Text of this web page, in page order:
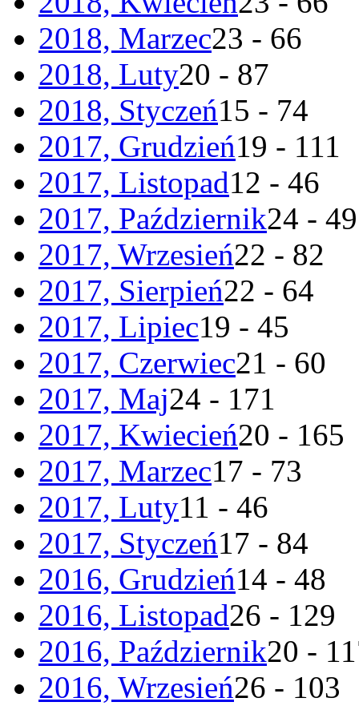
2018, Marzec23 - 66
2018, Luty20 - 87
2018, Styczeń15 - 74
2017, Grudzień19 - 111
2017, Listopad12 - 46
2017, Październik24 - 49
2017, Wrzesień22 - 82
2017, Sierpień22 - 64
2017, Lipiec19 - 45
2017, Czerwiec21 - 60
2017, Maj24 - 171
2017, Kwiecień20 - 165
2017, Marzec17 - 73
2017, Luty11 - 46
2017, Styczeń17 - 84
2016, Grudzień14 - 48
2016, Listopad26 - 129
2016, Październik20 -
2016, Wrzesień26 - 103